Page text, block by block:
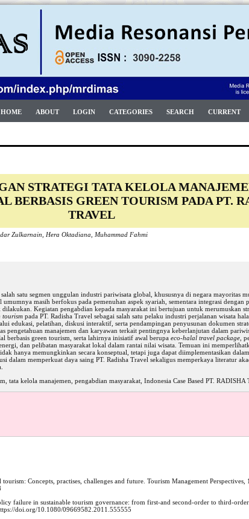
HOME ABOUT LOGIN CATEGORIES SEARCH CURRENT
STRATEGI TATA KELOLA
BERBASIS GREEN TOURISM PADA PT.
TRAVEL
Zulkarnain, Hera Oktadiana, Muhammad Fahmi
satu segmen unggulan industri pariwisata global, khususnya di negara mayoritas
masih berfokus pada pemenuhan aspek syariah, sementara integrasi dengan
Kegiatan pengabdian kepada masyarakat ini bertujuan untuk merumuskan
tourism pada PT. Radisha Travel sebagai salah satu pelaku industri perjalanan wisata
edukasi, pelatihan, diskusi interaktif, serta pendampingan penyusunan dokumen
pengetahuan manajemen dan karyawan terkait pentingnya keberlanjutan dalam
berbasis green tourism, serta lahirnya inisiatif awal berupa eco-halal travel package ,
dan pelibatan masyarakat lokal dalam rantai nilai wisata. Temuan ini
hanya memungkinkan secara konseptual, tetapi juga dapat diimplementasikan
dalam memperkuat daya saing PT. Radisha Travel sekaligus memperkaya literatur
tata kelola manajemen, pengabdian masyarakat, Indonesia Case Based PT. RADISHA
Concepts, practises, challenges and future. Tourism Management Perspectives,
failure in sustainable tourism governance: from first-and second-order to third-
doi.org/10.1080/09669582.2011.555555